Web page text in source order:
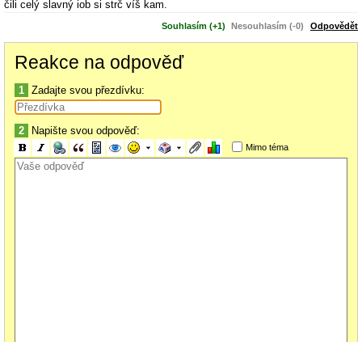
čili celý slavný iob si strč víš kam.
Souhlasím (+1) Nesouhlasím (-0) Odpovědět
Reakce na odpověď
1 Zadajte svou přezdívku:
2 Napište svou odpověď:
Mimo téma